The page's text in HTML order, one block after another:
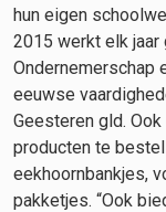
hun eigen
2015 werkt elk jaar
Ondernemerschap
eeuwse
Geesteren gld.
producten te
eekhoornbankjes,
pakketjes. “Ook